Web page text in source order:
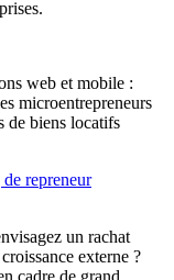
web et mobile :
microentrepreneurs
de biens locatifs
repreneur
un rachat
externe ?
cadre de grand